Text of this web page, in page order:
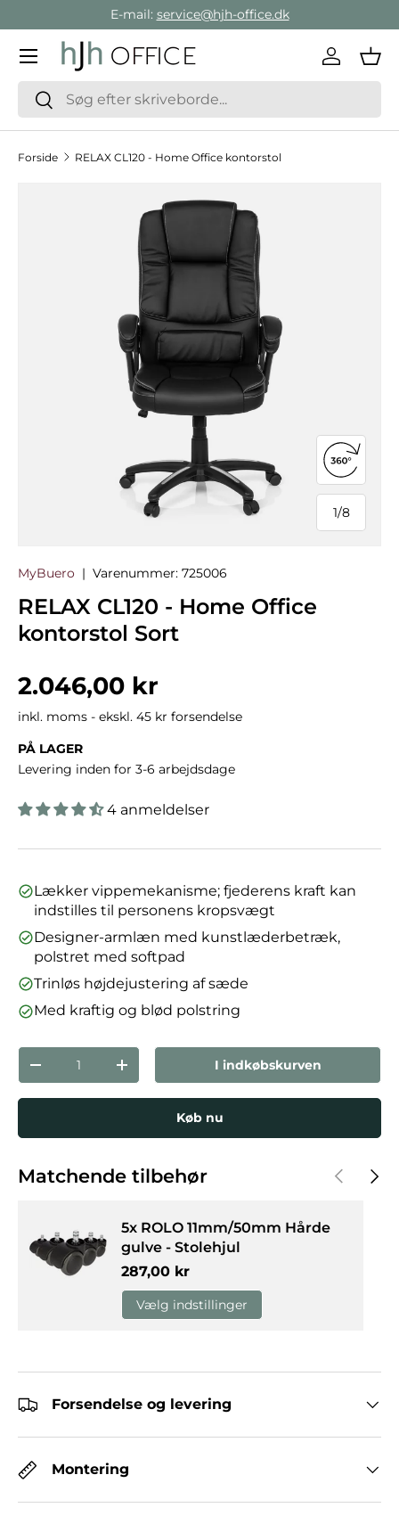
Gå direkte til indholdet
E-mail: service@hjh-office.dk
SøgSøg
Log ind
Menu
Forside RELAX CL120 - Home Office kontorstol
Hop til produktinformation
1/
af
8
Åbn
MyBuero | Varenummer: 725006
RELAX CL120 - Home Office
kontorstol Sort
Normalpris
2.046,00 kr
inkl. moms - ekskl. 45 kr forsendelse
PÅ LAGER
Levering inden for 3-6 arbejdsdage
4 anmeldelser
Lækker vippemekanisme; fjederens kraft kan
indstilles til personens kropsvægt
Designer-armlæn med kunstlæderbetræk,
polstret med softpad
Trinløs højdejustering af sæde
Med kraftig og blød polstring
Antal
Reducer mængdenForøg mængdenI indkøbskurven
Køb nu
Matchende tilbehør Forrige
5x ROLO 11mm/50mm Hårde
gulve - Stolehjul
Normalpris
287,00 kr
Vælg indstillinger
Forsendelse og levering
Montering